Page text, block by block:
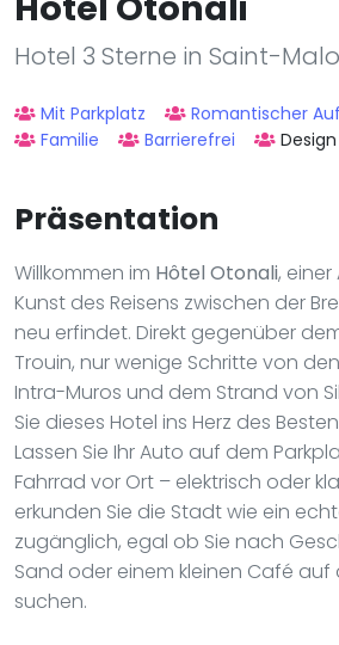
Hotel 3 Sterne in Saint-Malo
Mit Parkplatz
Romantischer
Familie
Barrierefrei Design
Präsentation
Willkommen im Hôtel Otonali, einer
Kunst des Reisens zwischen der
neu erfindet. Direkt gegenüber
Trouin, nur wenige Schritte von
Intra-Muros und dem Strand von
Sie dieses Hotel ins Herz des
Lassen Sie Ihr Auto auf dem
Fahrrad vor Ort – elektrisch oder
erkunden Sie die Stadt wie ein
zugänglich, egal ob Sie nach
Sand oder einem kleinen Café auf
suchen.